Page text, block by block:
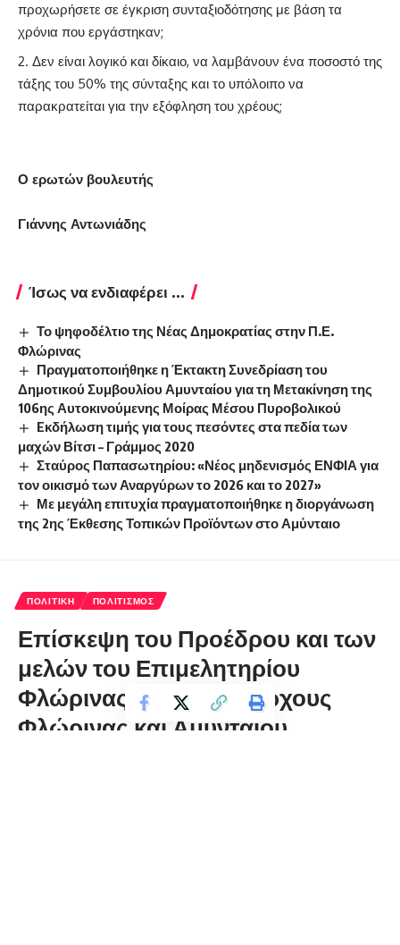
προχωρήσετε σε έγκριση συνταξιοδότησης με βάση τα
χρόνια που εργάστηκαν;
Δεν είναι λογικό και δίκαιο, να λαμβάνουν ένα ποσοστό της
τάξης του 50% της σύνταξης και το υπόλοιπο να
παρακρατείται για την εξόφληση του χρέους;
Ο ερωτών βουλευτής
Γιάννης Αντωνιάδης
Ίσως να ενδιαφέρει ...
Το ψηφοδέλτιο της Νέας Δημοκρατίας στην Π.Ε.
Φλώρινας
Πραγματοποιήθηκε η Έκτακτη Συνεδρίαση του
Δημοτικού Συμβουλίου Αμυνταίου για τη Μετακίνηση της
106ης Αυτοκινούμενης Μοίρας Μέσου Πυροβολικού
Eκδήλωση τιμής για τους πεσόντες στα πεδία των
μαχών Βίτσι – Γράμμος 2020
Σταύρος Παπασωτηρίου: «Νέος μηδενισμός ΕΝΦΙΑ για
τον οικισμό των Αναργύρων το 2026 και το 2027»
Με μεγάλη επιτυχία πραγματοποιήθηκε η διοργάνωση
της 2ης Έκθεσης Τοπικών Προϊόντων στο Αμύνταιο
ΠΟΛΙΤΙΚΉ ΠΟΛΙΤΙΣΜΌΣ
Επίσκεψη του Προέδρου και των
μελών του Επιμελητηρίου
Φλώρινας στους Δημάρχους
Φλώρινας και Αμυνταίου